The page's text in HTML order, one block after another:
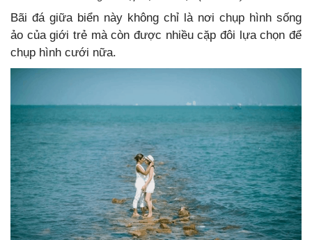
Bãi đá giữa biển này không chỉ là nơi chụp hình sống
ảo của giới trẻ mà còn được nhiều cặp đôi lựa chọn để
chụp hình cưới nữa.